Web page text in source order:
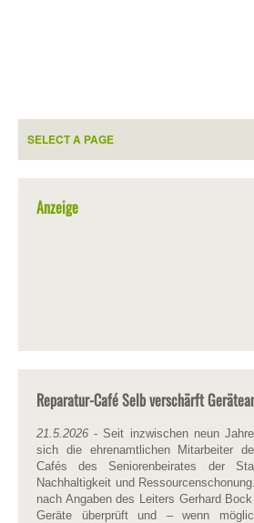
Anzeige
Reparatur-Café Selb verschärft
21.5.2026 - Seit inzwischen neun
sich die ehrenamtlichen Mitarbeiter
Cafés des Seniorenbeirates der
Nachhaltigkeit und
nach Angaben des Leiters Gerhard
Geräte überprüft und – wenn